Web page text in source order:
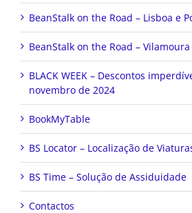
BeanStalk on the Road – Lisboa e
BeanStalk on the Road – Vilamoura
BLACK WEEK – Descontos
novembro de 2024
BookMyTable
BS Locator – Localização de
BS Time – Solução de Assiduidade
Contactos